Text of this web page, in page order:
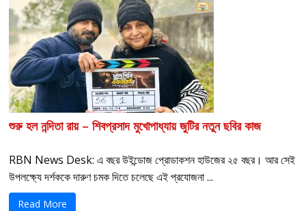
শুরু হল নন্দিতা রায় – শিবপ্রসাদ মুখোপাধ্যায় জুটির নতুন ছবির কাজ
RBN News Desk: এ বছর উইন্ডোজ প্রোডাকশন হাউজের ২৫ বছর। আর সেই
উপলক্ষ্যে দর্শককে দারুণ চমক দিতে চলেছে এই প্রযোজনা ...
Read More